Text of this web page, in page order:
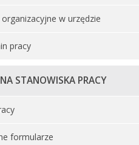
w urzędzie
pracy
STANOWISKA PRACY
formularze